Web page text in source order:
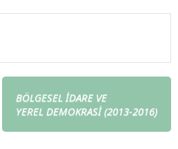
BÖLGESEL İDARE VE
YEREL DEMOKRASİ (2013-2016)